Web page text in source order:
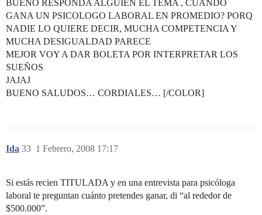
BUENO RESPONDA ALGUIEN EL TEMA , CUANDO
GANA UN PSICOLOGO LABORAL EN PROMEDIO? PORQ
NADIE LO QUIERE DECIR, MUCHA COMPETENCIA Y
MUCHA DESIGUALDAD PARECE
MEJOR VOY A DAR BOLETA POR INTERPRETAR LOS
SUEÑOS
JAJAJ
BUENO SALUDOS… CORDIALES… [/COLOR]
Ida 1 Febrero, 2008 17:17
33
Si estás recien TITULADA y en una entrevista para psicóloga
laboral te preguntan cuánto pretendes ganar, di “al rededor de
$500.000”.